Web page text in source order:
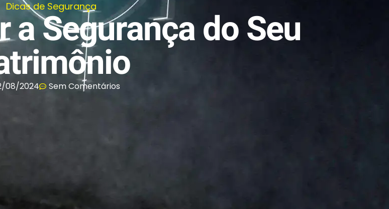
Dicas de Segurança
a Segurança do Seu
08/2024 Sem Comentários